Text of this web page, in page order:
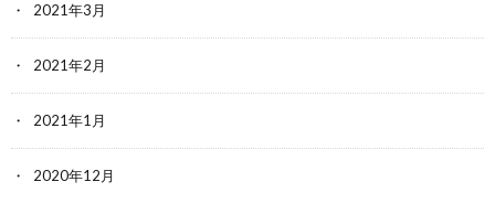
2021年3月
2021年2月
2021年1月
2020年12月